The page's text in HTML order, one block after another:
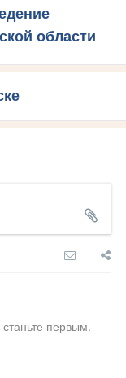
области
первым.